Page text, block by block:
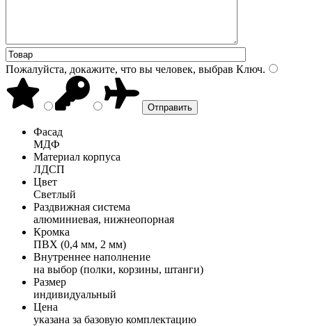
Пожалуйста, докажите, что вы человек, выбрав Ключ.
Фасад
МДФ
Материал корпуса
ЛДСП
Цвет
Светлый
Раздвижная система
алюминиевая, нижнеопорная
Кромка
ПВХ (0,4 мм, 2 мм)
Внутреннее наполнение
на выбор (полки, корзины, штанги)
Размер
индивидуальный
Цена
указана за базовую комплектацию